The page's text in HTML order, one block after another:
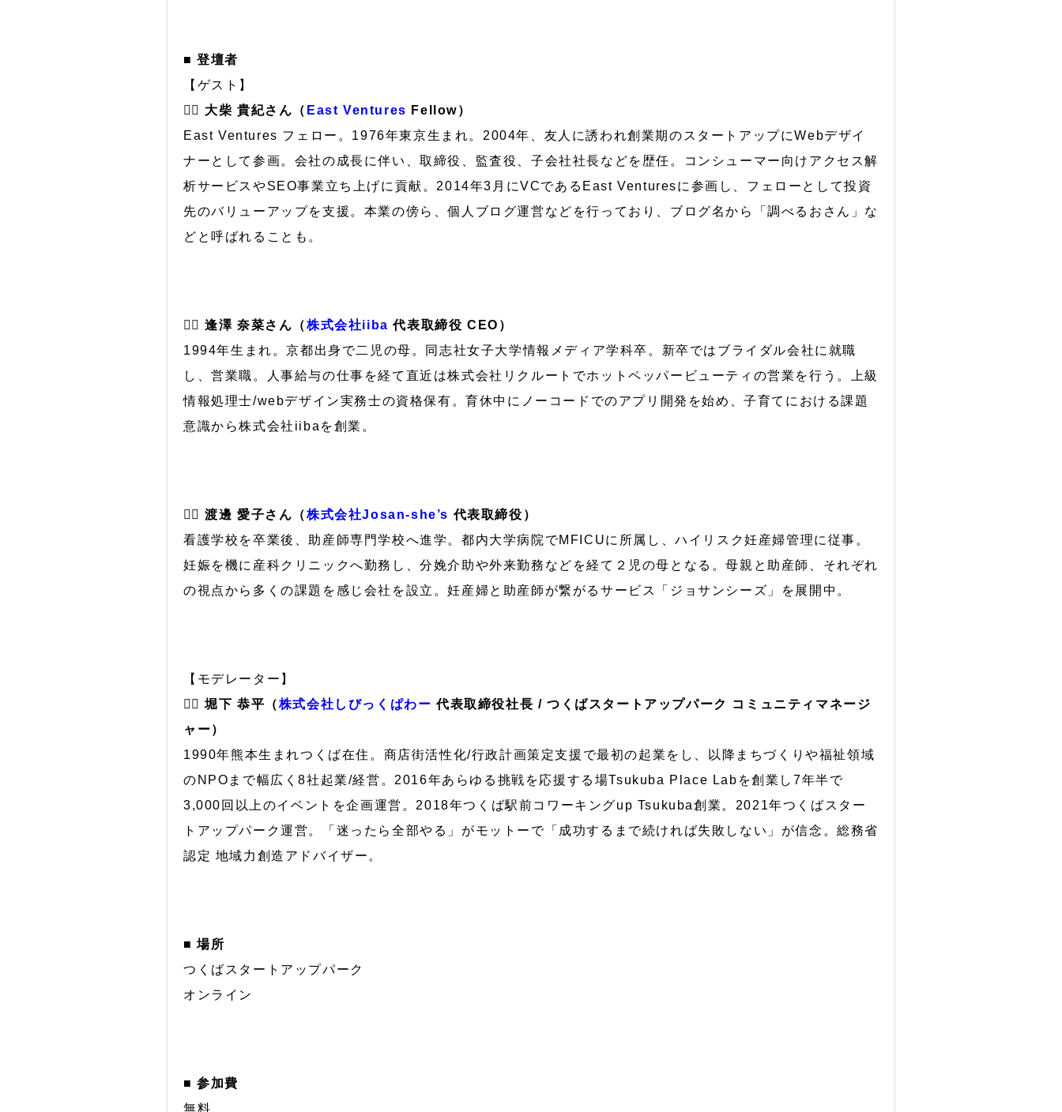
■ 登壇者
【ゲスト】
🙋‍♂️ 大柴 貴紀さん（ East Ventures Fellow）
East Ventures フェロー。1976年東京生まれ。2004年、友人に誘われ創業期のスタートアップにWebデザイ
ナーとして参画。会社の成長に伴い、取締役、監査役、子会社社長などを歴任。コンシューマー向けアクセス解
析サービスやSEO事業立ち上げに貢献。2014年3月にVCであるEast Venturesに参画し、フェローとして投資
先のバリューアップを支援。本業の傍ら、個人ブログ運営などを行っており、ブログ名から「調べるおさん」な
どと呼ばれることも。
🙋‍♀️ 逢澤 奈菜さん（株式会社iiba 代表取締役 CEO）
1994年生まれ。京都出身で二児の母。同志社女子大学情報メディア学科卒。新卒ではブライダル会社に就職
し、営業職。人事給与の仕事を経て直近は株式会社リクルートでホットペッパービューティの営業を行う。上級
情報処理士/webデザイン実務士の資格保有。育休中にノーコードでのアプリ開発を始め、子育てにおける課題
意識から株式会社iibaを創業。
🙋‍♀️ 渡邊 愛子さん（株式会社Josan-she’s 代表取締役）
看護学校を卒業後、助産師専門学校へ進学。都内大学病院でMFICUに所属し、ハイリスク妊産婦管理に従事。
妊娠を機に産科クリニックへ勤務し、分娩介助や外来勤務などを経て２児の母となる。母親と助産師、それぞれ
の視点から多くの課題を感じ会社を設立。妊産婦と助産師が繋がるサービス「ジョサンシーズ」を展開中。
【モデレーター】
🙋‍♂️ 堀下 恭平（株式会社しびっくぱわー 代表取締役社長 / つくばスタートアップパーク コミュニティマネージ
ャー）
1990年熊本生まれつくば在住。商店街活性化/行政計画策定支援で最初の起業をし、以降まちづくりや福祉領域
のNPOまで幅広く8社起業/経営。2016年あらゆる挑戦を応援する場Tsukuba Place Labを創業し7年半で
3,000回以上のイベントを企画運営。2018年つくば駅前コワーキングup Tsukuba創業。2021年つくばスター
トアップパーク運営。「迷ったら全部やる」がモットーで「成功するまで続ければ失敗しない」が信念。総務省
認定 地域力創造アドバイザー。
■ 場所
つくばスタートアップパーク
オンライン
■ 参加費
無料